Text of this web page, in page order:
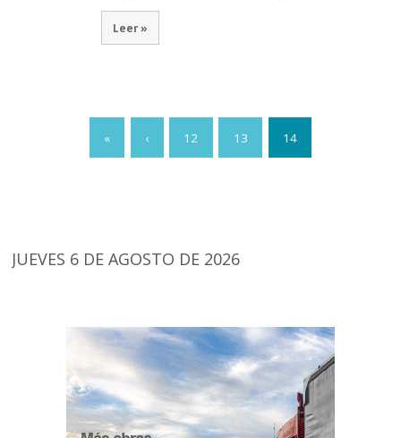
Leer »
« ‹ 12 13 14
JUEVES 6 DE AGOSTO DE 2026